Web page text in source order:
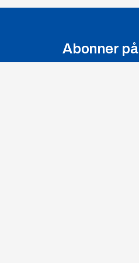
Abonner